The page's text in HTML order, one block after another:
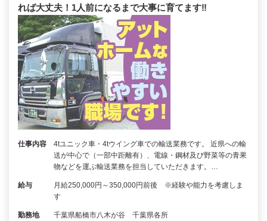
れば大丈夫！1人前になるまで大事に育てます‼
仕事内容
4tユニック車・4tウイング車での輸送業務です。 近県への輸
送が中心で（一部中距離有）、電線・鋼材及び野菜等の青果
物などを運ぶ輸送業務を担当していただきます。…
給与
月給250,000円～350,000円前後 ※経験や能力を考慮しま
す
勤務地 千葉県船橋市八木が谷 千葉県各所